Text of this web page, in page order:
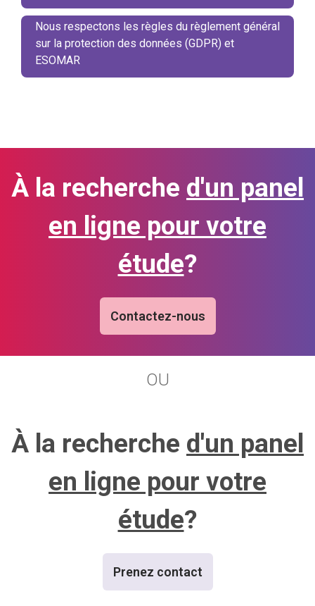
Nous respectons les règles du règlement général
sur la protection des données (GDPR) et
ESOMAR
À la recherche d'un panel
en ligne pour votre
étude?
Contactez-nous
OU
À la recherche d'un panel
en ligne pour votre
étude?
Prenez contact